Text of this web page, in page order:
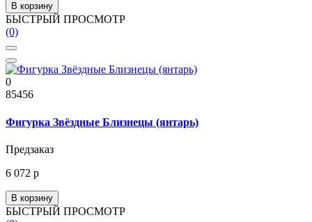
В корзину
БЫСТРЫЙ ПРОСМОТР
(0)
0
85456
Фигурка Звёздные Близнецы (янтарь)
Предзаказ
6 072 р
В корзину
БЫСТРЫЙ ПРОСМОТР